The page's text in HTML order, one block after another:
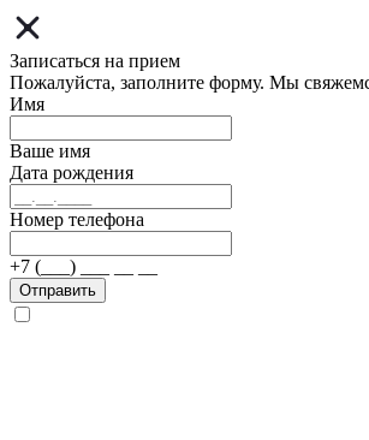
Записаться на прием
Пожалуйста, заполните форму. Мы
Имя
Ваше имя
Дата рождения
Номер телефона
+7 (___) ___ __ __
Отправить